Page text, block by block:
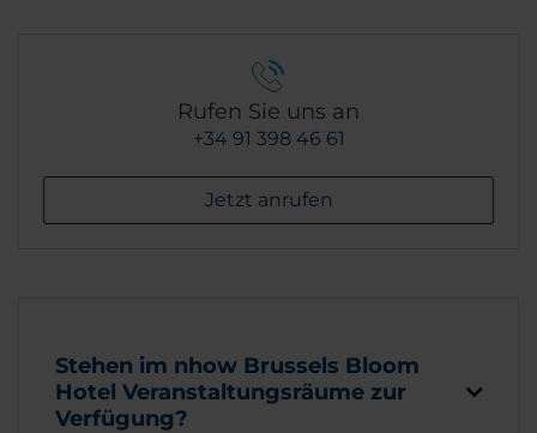
Rufen Sie uns an
+34 91 398 46 61
Jetzt anrufen
Stehen im nhow Brussels Bloom
Hotel Veranstaltungsräume zur
Verfügung?